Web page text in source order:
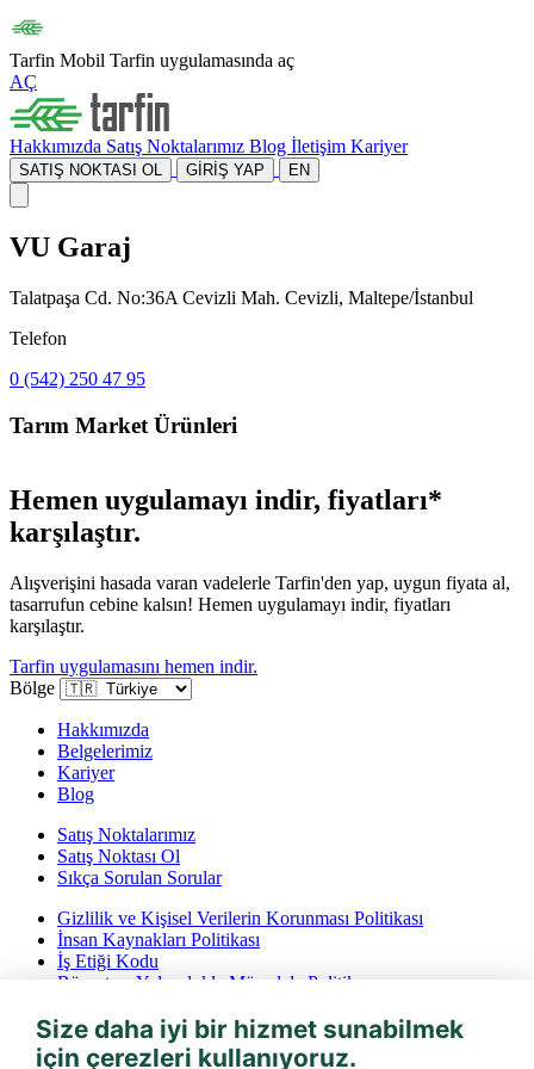
Tarfin Mobil Tarfin uygulamasında aç
AÇ
Hakkımızda Satış Noktalarımız Blog İletişim Kariyer
SATIŞ NOKTASI OL GİRİŞ YAP EN
VU Garaj
Talatpaşa Cd. No:36A Cevizli Mah. Cevizli, Maltepe/İstanbul
Telefon
0 (542) 250 47 95
Tarım Market Ürünleri
Hemen uygulamayı indir, fiyatları*
karşılaştır.
Alışverişini hasada varan vadelerle Tarfin'den yap, uygun fiyata al,
tasarrufun cebine kalsın! Hemen uygulamayı indir, fiyatları
karşılaştır.
Tarfin uygulamasını hemen indir.
Bölge
Hakkımızda
Belgelerimiz
Kariyer
Blog
Satış Noktalarımız
Satış Noktası Ol
Sıkça Sorulan Sorular
Gizlilik ve Kişisel Verilerin Korunması Politikası
İnsan Kaynakları Politikası
İş Etiği Kodu
Rüşvet ve Yolsuzlukla Mücadele Politikası
Bilgi Toplumu Hizmetleri
Size daha iyi bir hizmet sunabilmek
için çerezleri kullanıyoruz.